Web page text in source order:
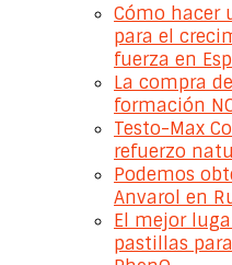
Cómo hacer
para el
fuerza en
La compra
formación
Testo-Max
refuerzo
Podemos
Anvarol en
El mejor
pastillas